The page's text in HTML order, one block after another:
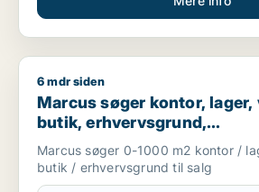
Marcus søger kontor, lager,
6 mdr siden
Marcus søger kontor,
butik, erhvervsgrund,
boligudlejningsejendom,
produktionslokaler eller
Storkøbenhavn
Marcus søger 0-1000 m2 kontor /
butik / erhvervsgrund til salg